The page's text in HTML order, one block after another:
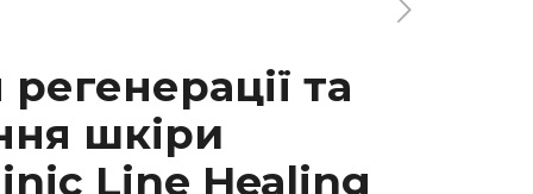
та
шкіри
Line Healing